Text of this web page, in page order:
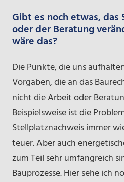
Gibt es noch etwas, das
oder der Beratung
wäre das?
Die Punkte, die uns
Vorgaben, die an das
nicht die Arbeit oder
Beispielsweise ist die
Stellplatznachweis immer
teuer. Aber auch
zum Teil sehr umfangreich
Bauprozesse. Hier sehe ich